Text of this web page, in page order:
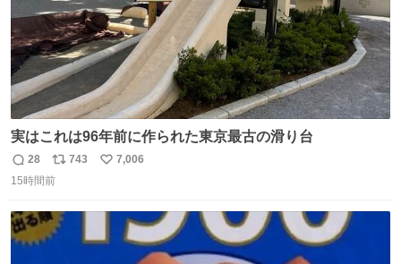
実はこれは96年前に作られた東京最古の滑り台
返
信
28
リ
ポ
ト
数
743
い
7,006
15時間前